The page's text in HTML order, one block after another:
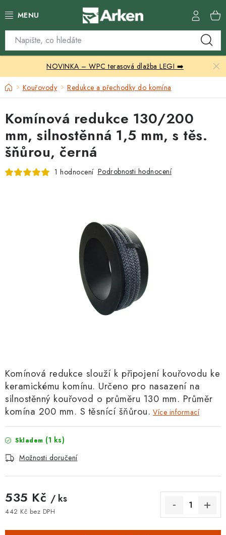
na
Skleníky
Zahradní přístřešky
Zahradní nábytek
Grily a ohniště
Vytápění
Kontakty
NOVINKA – WPC terasová dlažba LEGI ➡️
DomůKouřovody Redukce a přechodky do komína
Komínová redukce slouží k připojení kouřovodu ke
keramickému komínu. Určeno pro nasazení na
silnostěnný kouřovod o průměru 130 mm. Průměr
komína 200 mm. S těsnící šňůrou. Více informací
Skladem (1 ks)
Možnosti doručení
535 Kč / ks
442 Kč bez DPH
Komínová redukce 130/200
mm, silnostěnná 1,5 mm, s těs.
šňůrou, černá
1 hodnocení Podrobnosti hodnocení